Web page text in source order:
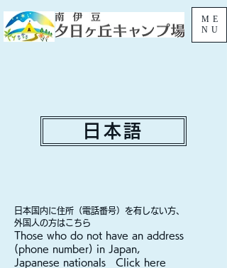
ME
NU
日本語
日本国内に住所（電話番号）を有しない方、
外国人の方はこちら
Those who do not have an address
(phone number) in Japan,
Japanese nationals Click here